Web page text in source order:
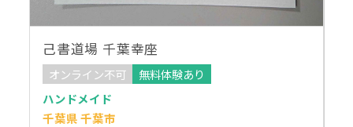
己書道場 千葉幸座
オンライン不可
無料体験あり
ハンドメイド
千葉県 千葉市